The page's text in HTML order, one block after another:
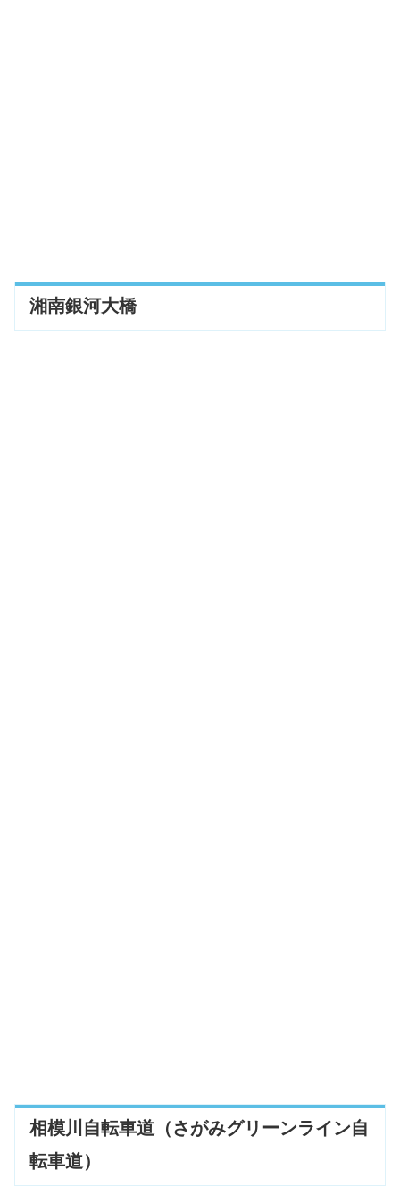
湘南銀河大橋
相模川自転車道（さがみグリーンライン自
転車道）